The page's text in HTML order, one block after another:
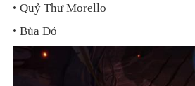
• Quỷ Thư Morello
• Bùa Đỏ